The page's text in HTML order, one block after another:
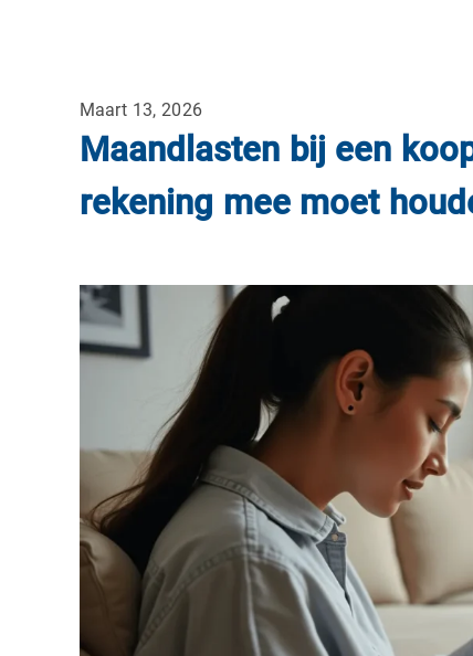
Maart 13, 2026
Maandlasten bij een
rekening mee moet